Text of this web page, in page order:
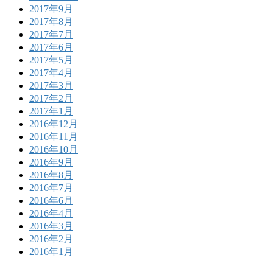
2017年9月
2017年8月
2017年7月
2017年6月
2017年5月
2017年4月
2017年3月
2017年2月
2017年1月
2016年12月
2016年11月
2016年10月
2016年9月
2016年8月
2016年7月
2016年6月
2016年4月
2016年3月
2016年2月
2016年1月